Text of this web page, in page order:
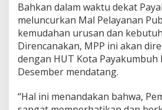
Bahkan dalam waktu dekat
meluncurkan Mal Pelayanan
kemudahan urusan dan
Direncanakan, MPP ini akan
dengan HUT Kota Payakumbuh
Desember mendatang.
“Hal ini menandakan bahwa,